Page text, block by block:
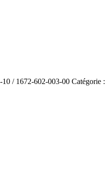
/ 1672-602-003-00 Catégorie :